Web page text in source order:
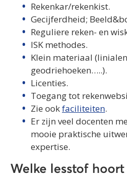
Rekenkar/rekenkist.
Gecijferdheid;
Reguliere reken- en
ISK methodes.
Klein materiaal
geodriehoeken…..).
Licenties.
Toegang tot
Zie ookfaciliteiten.
Er zijn veel docenten
mooie praktische
expertise.
Welke lesstof hoort